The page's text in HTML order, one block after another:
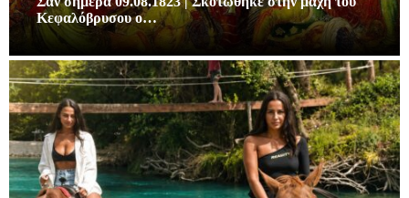
Κεφαλόβρυσου ο…